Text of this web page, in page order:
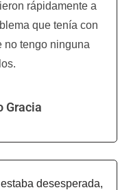
rápidamente a
que tenía con
no tengo ninguna
Gracia
desesperada,